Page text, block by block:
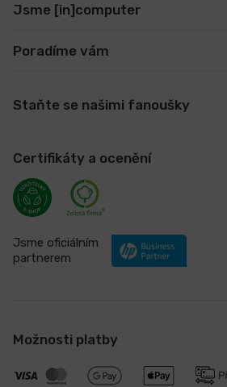
Jsme [in]computer
Poradíme vám
Staňte se našimi fanoušky
Certifikáty a ocenění
Jsme oficiálním
partnerem
Možnosti platby